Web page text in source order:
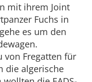
mit ihrem Joint
Fuchs in
es um den
von Fregatten für
die algerische